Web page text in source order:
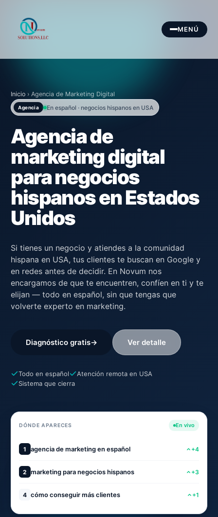
MENÚ
Inicio ›Agencia de Marketing Digital
Agencia En español · negocios hispanos en USA
Agencia de
marketing digital
para negocios
hispanos en Estados
Unidos
Si tienes un negocio y atiendes a la comunidad
hispana en USA, tus clientes te buscan en Google y
en redes antes de decidir. En Novum nos
encargamos de que te encuentren, confíen en ti y te
elijan — todo en español, sin que tengas que
volverte experto en marketing.
Diagnóstico gratis→ Ver detalle
Todo en español
Atención remota en USA
Sistema que cierra
DÓNDE APARECES En vivo
1 agencia de marketing en español +4
2 marketing para negocios hispanos +3
4 cómo conseguir más clientes +1